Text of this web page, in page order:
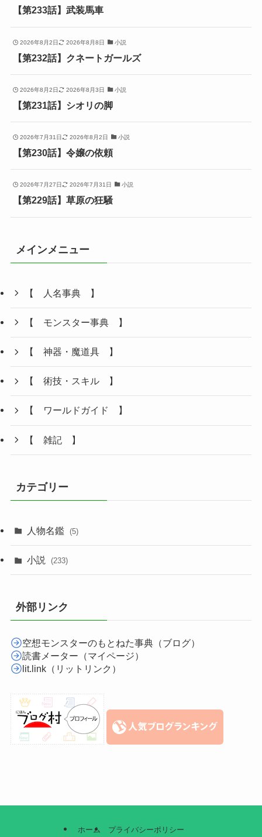
【第233話】武装馬車
2026年8月2日 2026年8月8日 小説
【第232話】クネートガールズ
2026年8月2日 2026年8月3日 小説
【第231話】シオリの脚
2026年7月31日 2026年8月2日 小説
【第230話】令嬢の依頼
2026年7月27日 2026年7月31日 小説
【第229話】草原の狂騒
メインメニュー
【 人名事典 】
【 モンスター事典 】
【 神器・魔道具 】
【 術技・スキル 】
【 ワールドガイド 】
【 雑記 】
カテゴリー
人物名鑑 (5)
小説 (233)
外部リンク
空想モンスターのもとねた事典（ブログ）
読書メーター（マイページ）
lit.link（リットリンク）
ホーム プライバシーポリシー